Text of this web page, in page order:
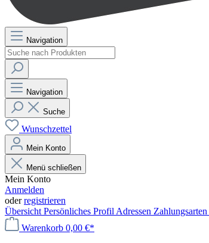
Navigation
Navigation
Suche
Wunschzettel
Mein Konto
Menü schließen
Mein Konto
Anmelden
oderregistrieren
Übersicht Persönliches Profil Adressen Zahlungsarten
Warenkorb 0,00 €*